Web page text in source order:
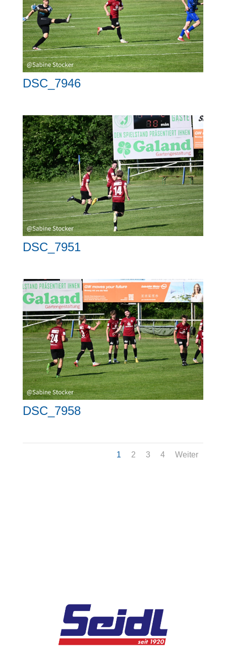
DSC_7946
DSC_7951
DSC_7958
1 2 3 4 Weiter